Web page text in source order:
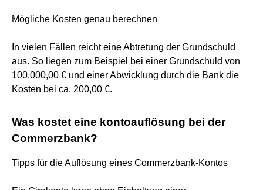
Mögliche Kosten genau berechnen
In vielen Fällen reicht eine Abtretung der Grundschuld
aus. So liegen zum Beispiel bei einer Grundschuld von
100.000,00 € und einer Abwicklung durch die Bank die
Kosten bei ca. 200,00 €.
Was kostet eine kontoauflösung bei der
Commerzbank?
Tipps für die Auflösung eines Commerzbank-Kontos